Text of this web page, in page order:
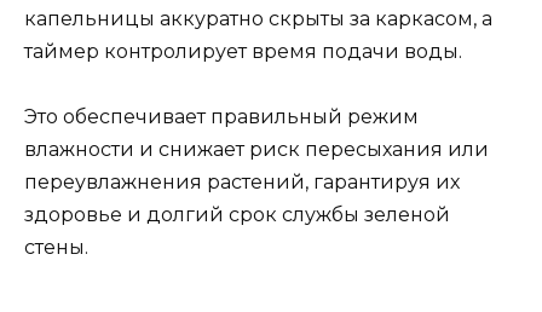
капельницы аккуратно скрыты за каркасом, а
таймер контролирует время подачи воды.
Это обеспечивает правильный режим
влажности и снижает риск пересыхания или
переувлажнения растений, гарантируя их
здоровье и долгий срок службы зеленой
стены.